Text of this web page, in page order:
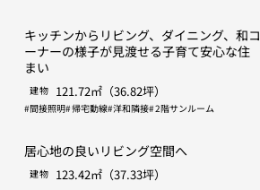
キッチンからリビング、ダイニング、和コ
ーナーの様子が見渡せる子育て安心な住
まい
建物 121.72㎡（36.82坪）
間接照明 帰宅動線 洋和隣接 2階サンルーム
居心地の良いリビング空間へ
建物 123.42㎡（37.33坪）